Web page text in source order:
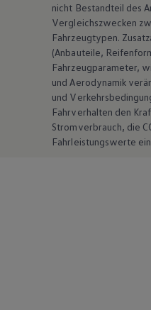
nicht Bestandteil des
Vergleichszwecken
Fahrzeugtypen.
(Anbauteile,
Fahrzeugparameter,
und Aerodynamik
und
Fahrverhalten den
Stromverbrauch, die
Fahrleistungswerte